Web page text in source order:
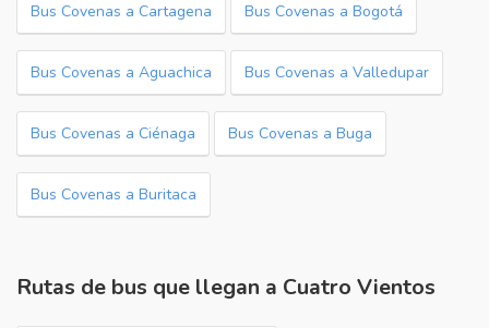
Bus Covenas a Cartagena Bus Covenas a Bogotá
Bus Covenas a Aguachica Bus Covenas a Valledupar
Bus Covenas a Ciénaga Bus Covenas a Buga
Bus Covenas a Buritaca
Rutas de bus que llegan a Cuatro Vientos